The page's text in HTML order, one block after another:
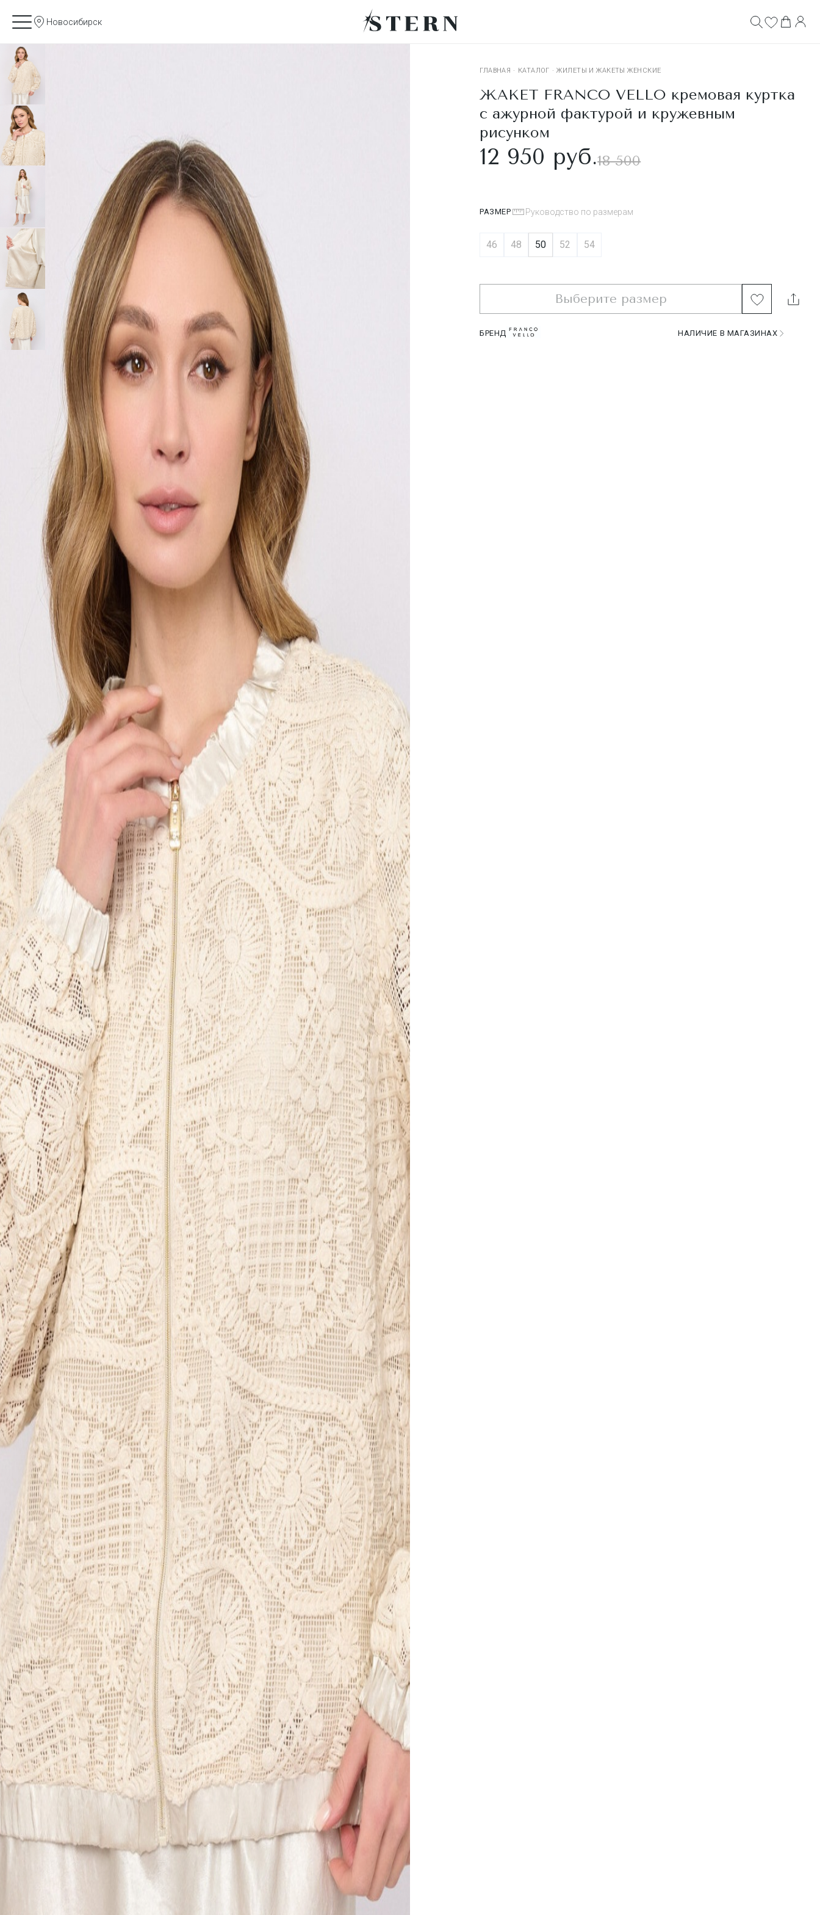
Новосибирск
ГЛАВНАЯ · КАТАЛОГ · ЖИЛЕТЫ И ЖАКЕТЫ ЖЕНСКИЕ
ЖАКЕТ FRANCO VELLO кремовая куртка
с ажурной фактурой и кружевным
рисунком
12 950 руб.18 500
РАЗМЕР Руководство по размерам
46 48 50 52 54
Выберите размер
БРЕНД НАЛИЧИЕ В МАГАЗИНАХ